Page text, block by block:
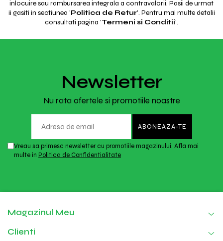
inlocuire sau rambursarea integrala a contravalorii. Pasii de urmat
ii gasiti in sectiunea 'Politica de Retur'. Pentru mai multe detalii
consultati pagina 'Termeni si Conditii'.
Newsletter
Nu rata ofertele si promotiile noastre
Vreau sa primesc newsletter cu promotiile magazinului. Afla mai
multe in Politica de Confidentialitate
Magazinul Meu
Clienti